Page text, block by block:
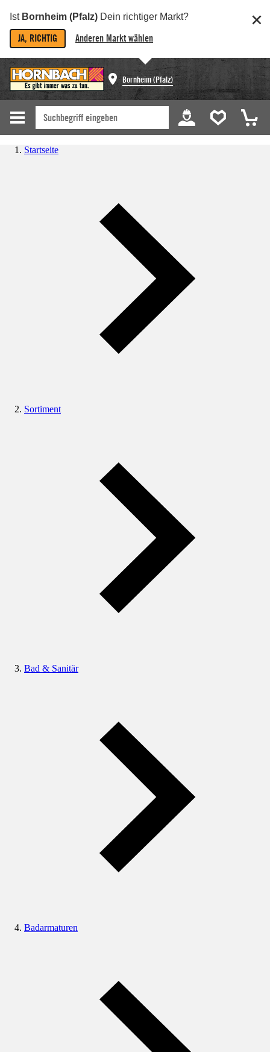
Ist Bornheim (Pfalz) Dein richtiger Markt?
JA, RICHTIG Anderen Markt wählen
Bornheim (Pfalz)
Startseite
Sortiment
Bad & Sanitär
Badarmaturen